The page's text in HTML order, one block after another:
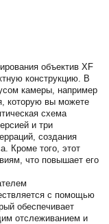
объектив XF
конструкцию. В
камеры, например
которую вы можете
схема
и три
создания
Кроме того, этот
что повышает его
с помощью
обеспечивает
отслеживанием и